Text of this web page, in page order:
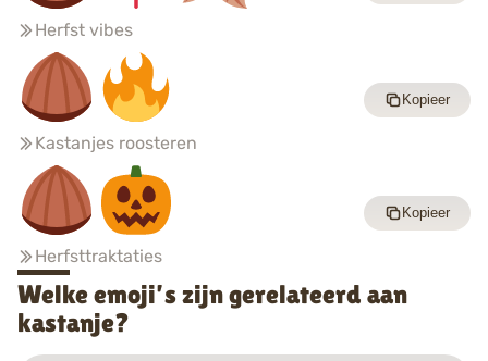
Herfst vibes
Kastanjes roosteren
Kopieer
Herfsttraktaties
Kopieer
Welke emoji’s zijn gerelateerd aan
kastanje?